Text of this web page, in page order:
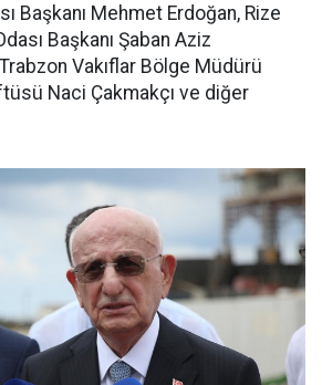
Başkanı Mehmet Erdoğan, Rize
Başkanı Şaban Aziz
Vakıflar Bölge Müdürü
Naci Çakmakçı ve diğer